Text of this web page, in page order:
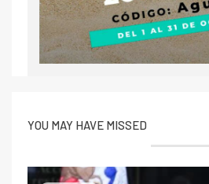
YOU MAY HAVE MISSED